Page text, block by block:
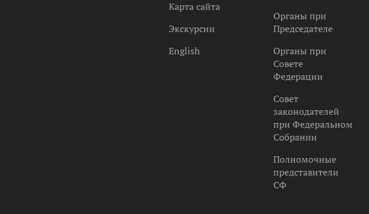
Карта сайта
Экскурсии
English
Органы при
Председателе
Органы при
Совете
Федерации
Совет
законодателей
при Федеральном
Собрании
Полномочные
представители
СФ